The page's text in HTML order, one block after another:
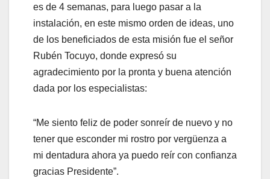
Will It Work For You?
2016 Camaro boasts weight loss, beastly
powertrain
2016 Camaro boasts weight loss, beastly
powertrain
2024 Weight Loss Predictions: How Soaking
University Students
2024’s Top Weight Loss Trends: Janelle
Brown’s 30-Pound Weight Loss
24 Burn Review: Are These Powerful Liquid
es de 4 semanas, para luego pasar a la
instalación, en este mismo orden de ideas, uno
de los beneficiados de esta misión fue el señor
Rubén Tocuyo, donde expresó su
agradecimiento por la pronta y buena atención
dada por los especialistas:
“Me siento feliz de poder sonreír de nuevo y no
tener que esconder mi rostro por vergüenza a
mi dentadura ahora ya puedo reír con confianza
gracias Presidente”.